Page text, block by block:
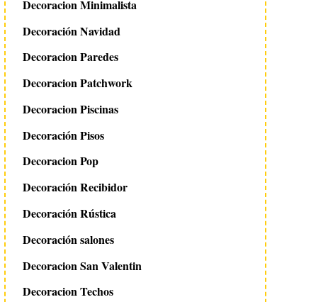
Decoracion Minimalista
Decoración Navidad
Decoracion Paredes
Decoracion Patchwork
Decoracion Piscinas
Decoración Pisos
Decoracion Pop
Decoración Recibidor
Decoración Rústica
Decoración salones
Decoracion San Valentin
Decoracion Techos